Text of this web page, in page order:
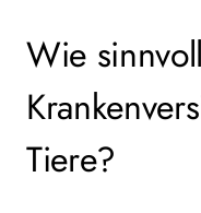
Wie
Tiere?